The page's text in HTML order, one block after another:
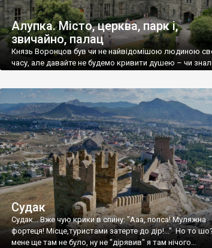
Алупка. Місто, церква, парк і,
звичайно, палац
Князь Воронцов був чи не найвідомішою людиною
часу, але давайте не будемо кривити душею – чи
Судак
Судак... Вже чую крики в спину: "Ааа, попса! Муляжна
фортеця! Місце,туристами затерте до дір!..." Но то
мене ще там не було, ну не "дірявив" я там нічого...